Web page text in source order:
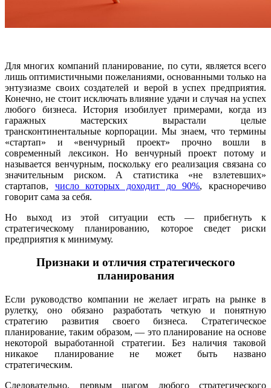
Для многих компаний планирование, по сути, является всего
лишь оптимистичными пожеланиями, основанными только на
энтузиазме своих создателей и верой в успех предприятия.
Конечно, не стоит исключать влияние удачи и случая на успех
любого бизнеса. История изобилует примерами, когда из
гаражных мастерских вырастали целые
трансконтинентальные корпорации. Мы знаем, что термины
«стартап» и «венчурный проект» прочно вошли в
современный лексикон. Но венчурный проект потому и
называется венчурным, поскольку его реализация связана со
значительным риском. А статистика «не взлетевших»
стартапов, число которых доходит до 90%, красноречиво
говорит сама за себя.
Но выход из этой ситуации есть — прибегнуть к
стратегическому планированию, которое сведет риски
предприятия к минимуму.
Признаки и отличия стратегического
планирования
Если руководство компании не желает играть на рынке в
рулетку, оно обязано разработать четкую и понятную
стратегию развития своего бизнеса. Стратегическое
планирование, таким образом, — это планирование на основе
некоторой выработанной стратегии. Без наличия таковой
никакое планирование не может быть названо
стратегическим.
Следовательно, первым шагом любого стратегического